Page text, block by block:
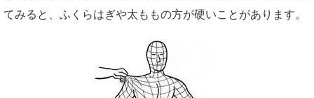
てみると、ふくらはぎや太ももの方が硬いことがあります。